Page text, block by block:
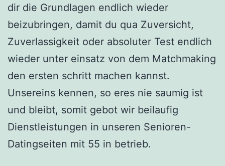
dir die Grundlagen endlich wieder
beizubringen, damit du qua Zuversicht,
Zuverlassigkeit oder absoluter Test endlich
wieder unter einsatz von dem Matchmaking
den ersten schritt machen kannst.
Unsereins kennen, so eres nie saumig ist
und bleibt, somit gebot wir beilaufig
Dienstleistungen in unseren Senioren-
Datingseiten mit 55 in betrieb.